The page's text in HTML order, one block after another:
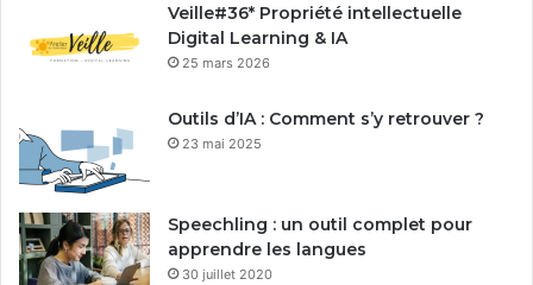
Veille#36* Propriété intellectuelle
Digital Learning & IA
25 mars 2026
Outils d’IA : Comment s’y retrouver ?
23 mai 2025
Speechling : un outil complet pour
apprendre les langues
30 juillet 2020